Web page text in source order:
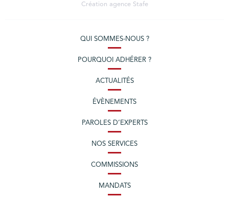
Création agence Stafe
QUI SOMMES-NOUS ?
POURQUOI ADHÉRER ?
ACTUALITÉS
ÉVÈNEMENTS
PAROLES D’EXPERTS
NOS SERVICES
COMMISSIONS
MANDATS